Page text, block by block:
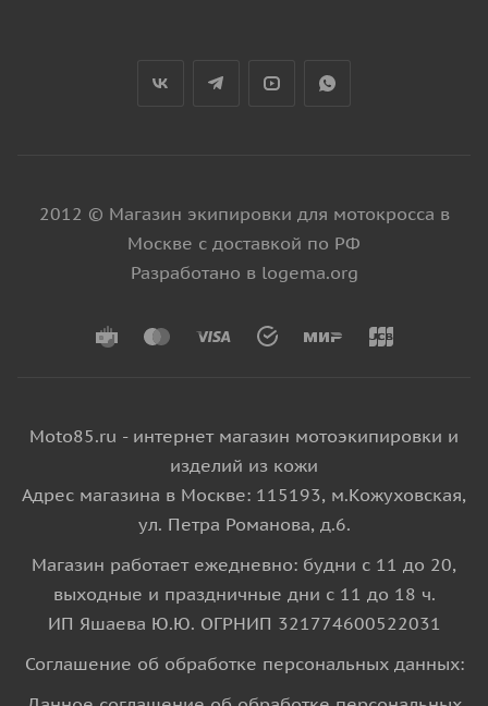
2012 © Магазин экипировки для мотокросса в
Москве с доставкой по РФ
Разработано в logema.org
Moto85.ru - интернет магазин мотоэкипировки и
изделий из кожи
Адрес магазина в Москве: 115193, м.Кожуховская,
ул. Петра Романова, д.6.
Магазин работает ежедневно: будни с 11 до 20,
выходные и праздничные дни с 11 до 18 ч.
ИП Яшаева Ю.Ю. ОГРНИП 321774600522031
Соглашение об обработке персональных данных: